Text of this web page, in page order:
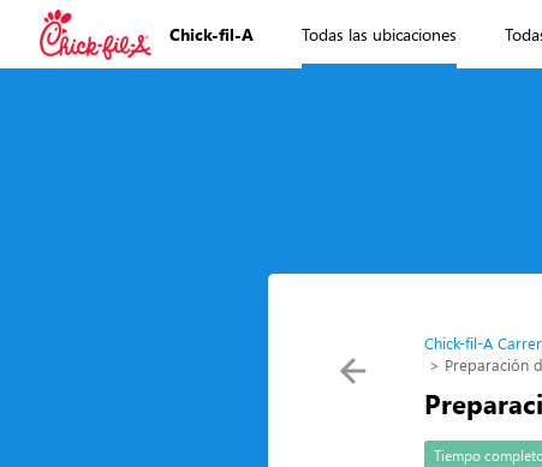
Chick-fil-A Todas las ubicaciones
Chick-fil-A
Preparación
Tiempo